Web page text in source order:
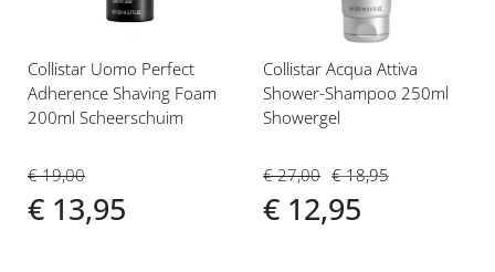
Collistar Uomo Perfect
Adherence Shaving Foam
200ml Scheerschuim
€ 19,00
€ 13,95
Collistar Acqua Attiva
Shower-Shampoo 250ml
Showergel
€ 27,00
€ 12,95
€ 18,95